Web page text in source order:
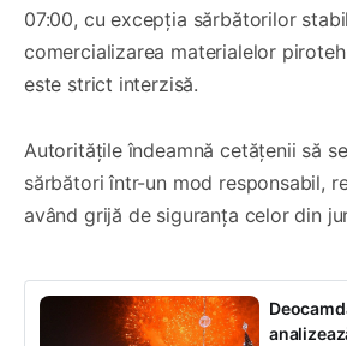
07:00, cu excepția sărbătorilor
comercializarea materialelor
este strict interzisă.
Autoritățile îndeamnă cetățenii să
sărbători într-un mod responsabil,
având grijă de siguranța celor din